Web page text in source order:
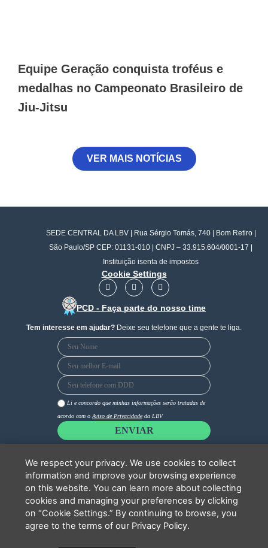
Equipe Geração conquista troféus e
medalhas no Campeonato Brasileiro de
Jiu-Jitsu
VER MAIS NOTÍCIAS
SEDE CENTRAL DA LBV | Rua Sérgio Tomás, 740 | Bom Retiro |
São Paulo/SP CEP: 01131-010 | CNPJ – 33.915.604/0001-17 |
Instituição isenta de impostos
Cookie Settings
F
a
e
o
o
I
n
t
g
r
m
Y
o
t
b
e
PCD - Faça parte do nosso time
Tem interesse em ajudar? Deixe seu telefone que a gente te liga.
Li e concordo que minhas informações serão tratadas de
acordo com o Aviso de Privacidade da LBV
ENVIAR
Copyright 2026 - LBV - Legião da Boa Vontade. Todos os direitos
reservados.
We respect your privacy. We use cookies to collect
information and improve your browsing experience
on this website. You can learn more about collecting
cookies and managing your preferences by clicking
on “Cookie Settings.” By continuing to browse, you
agree to the terms of our Privacy Policy.